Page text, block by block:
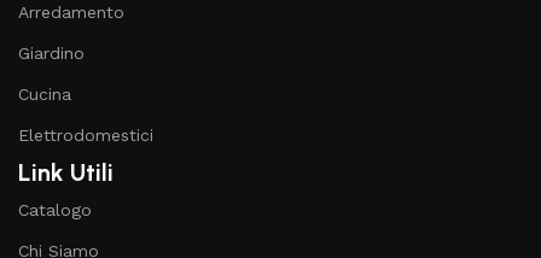
Arredamento
Giardino
Cucina
Elettrodomestici
Link Utili
Catalogo
Chi Siamo